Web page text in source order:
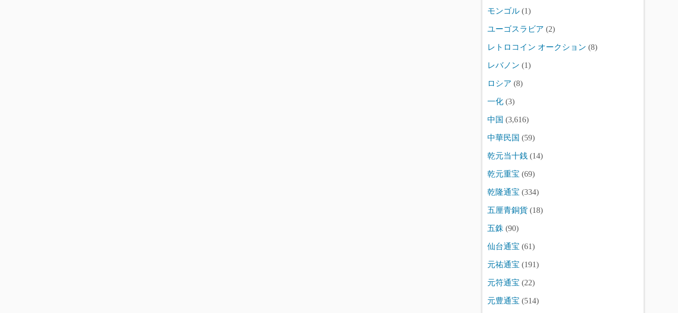
モンゴル (1)
ユーゴスラビア (2)
レトロコイン オークション (8)
レバノン (1)
ロシア (8)
一化 (3)
中国 (3,616)
中華民国 (59)
乾元当十銭 (14)
乾元重宝 (69)
乾隆通宝 (334)
五厘青銅貨 (18)
五銖 (90)
仙台通宝 (61)
元祐通宝 (191)
元符通宝 (22)
元豊通宝 (514)